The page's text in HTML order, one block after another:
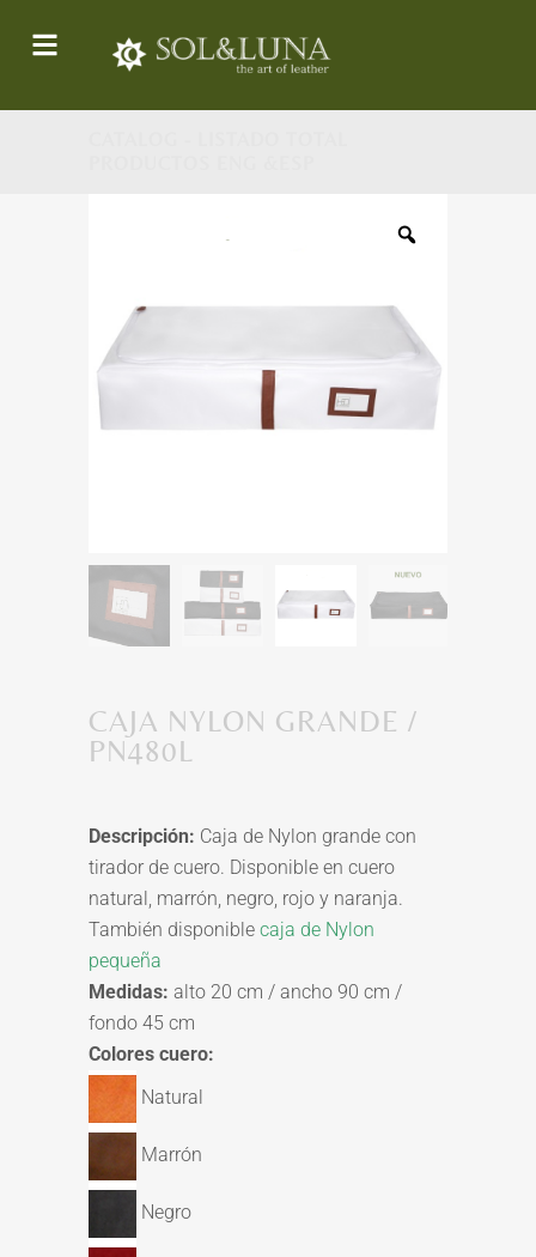
CAJA NYLON GRANDE /
PN480L
Descripción: Caja de Nylon grande con
tirador de cuero. Disponible en cuero
natural, marrón, negro, rojo y naranja.
También disponible caja de Nylon
pequeña
Medidas: alto 20 cm / ancho 90 cm /
fondo 45 cm
Colores cuero:
Natural
Marrón
Negro